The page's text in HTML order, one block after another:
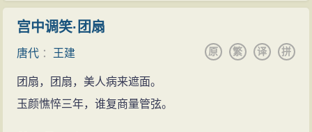
宫中调笑·团扇
唐代 ： 王建 拼
译
繁
原
团扇，团扇，美人病来遮面。
玉颜憔悴三年，谁复商量管弦。